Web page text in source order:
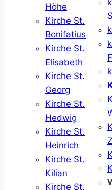
Höhe
Kirche St.
Bonifatius
Kirche St.
Elisabeth
Kirche St.
Georg
Kirche St.
Hedwig
Kirche St.
Heinrich
Kirche St.
Kilian
Kirche St.